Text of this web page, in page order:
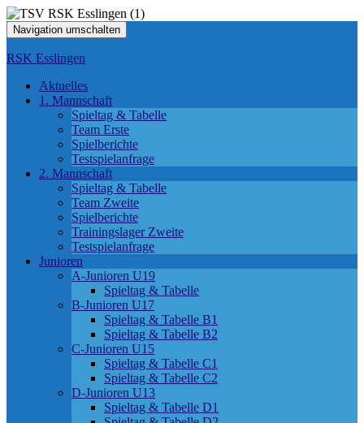
Navigation umschalten
RSK Esslingen
Aktuelles
1. Mannschaft
Spieltag & Tabelle
Team Erste
Spielberichte
Testspielanfrage
2. Mannschaft
Spieltag & Tabelle
Team Zweite
Spielberichte
Trainingslager Zweite
Testspielanfrage
Junioren
A-Junioren U19
Spieltag & Tabelle
B-Junioren U17
Spieltag & Tabelle B1
Spieltag & Tabelle B2
C-Junioren U15
Spieltag & Tabelle C1
Spieltag & Tabelle C2
D-Junioren U13
Spieltag & Tabelle D1